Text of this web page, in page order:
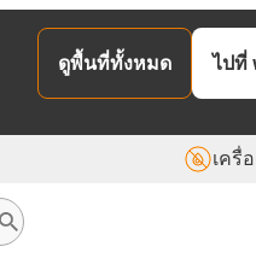
ดูพื้นที่ทั้งหมด ไปที่
เครื่